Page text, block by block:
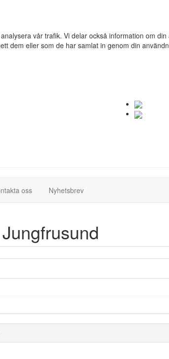
vår trafik. Vi delar också information om
dem eller som de har samlat in genom din
oss(current)Nyhetsbrev(current)